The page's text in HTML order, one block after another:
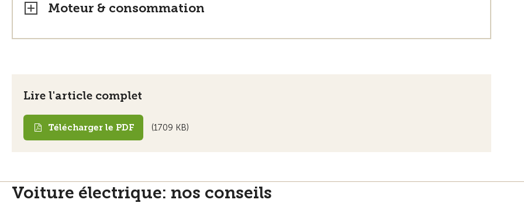
Moteur & consommation
Lire l'article complet
Télécharger le PDF (1709 KB)
Voiture électrique: nos conseils